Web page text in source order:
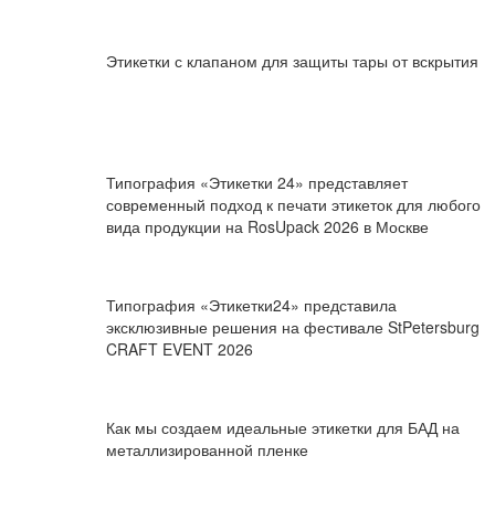
Этикетки с клапаном для защиты тары от вскрытия
Типография «Этикетки 24» представляет
современный подход к печати этикеток для любого
вида продукции на RosUpack 2026 в Москве
Типография «Этикетки24» представила
эксклюзивные решения на фестивале StPetersburg
CRAFT EVENT 2026
Как мы создаем идеальные этикетки для БАД на
металлизированной пленке